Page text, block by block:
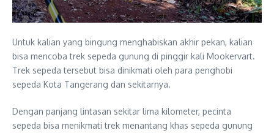
Untuk kalian yang bingung menghabiskan akhir pekan, kalian
bisa mencoba trek sepeda gunung di pinggir kali Mookervart.
Trek sepeda tersebut bisa dinikmati oleh para penghobi
sepeda Kota Tangerang dan sekitarnya.
Dengan panjang lintasan sekitar lima kilometer, pecinta
sepeda bisa menikmati trek menantang khas sepeda gunung